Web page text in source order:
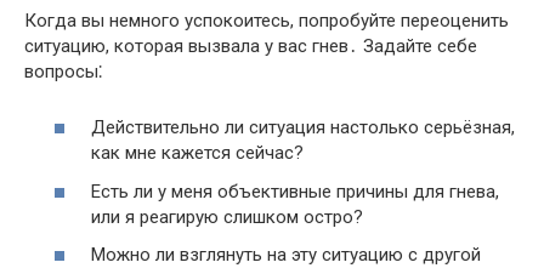
Когда вы немного успокоитесь, попробуйте переоценить
ситуацию, которая вызвала у вас гнев․ Задайте себе
вопросы⁚
Действительно ли ситуация настолько серьёзная,
как мне кажется сейчас?​
Есть ли у меня объективные причины для гнева,
или я реагирую слишком остро?​
Можно ли взглянуть на эту ситуацию с другой